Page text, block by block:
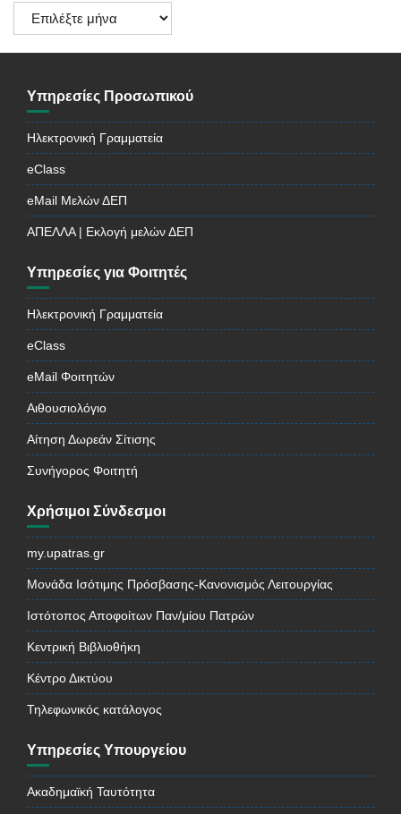
Ιστορικό
Ανακοινώσεων
Υπηρεσίες Προσωπικού
Ηλεκτρονική Γραμματεία
eClass
eMail Μελών ΔΕΠ
ΑΠΕΛΛΑ | Εκλογή μελών ΔΕΠ
Υπηρεσίες για Φοιτητές
Ηλεκτρονική Γραμματεία
eClass
eMail Φοιτητών
Αιθουσιολόγιο
Αίτηση Δωρεάν Σίτισης
Συνήγορος Φοιτητή
Χρήσιμοι Σύνδεσμοι
my.upatras.gr
Μονάδα Ισότιμης Πρόσβασης-Κανονισμός Λειτουργίας
Ιστότοπος Αποφοίτων Παν/μίου Πατρών
Κεντρική Βιβλιοθήκη
Κέντρο Δικτύου
Τηλεφωνικός κατάλογος
Υπηρεσίες Υπουργείου
Ακαδημαϊκή Ταυτότητα